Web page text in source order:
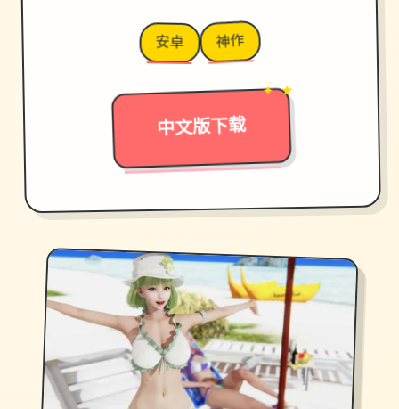
安卓 神作
中文版下载
→
✦ ★